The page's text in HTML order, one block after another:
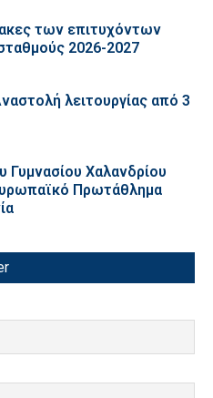
των επιτυχόντων
2026-2027
λειτουργίας από 3
Γυμνασίου Χαλανδρίου
Πρωτάθλημα